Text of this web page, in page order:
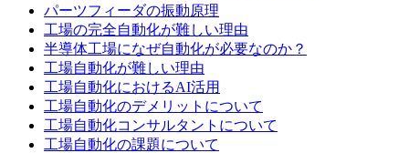
パーツフィーダの振動原理
工場の完全自動化が難しい理由
半導体工場になぜ自動化が必要なのか？
工場自動化が難しい理由
工場自動化におけるAI活用
工場自動化のデメリットについて
工場自動化コンサルタントについて
工場自動化の課題について